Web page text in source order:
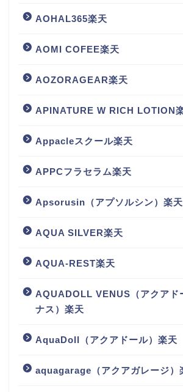
AOHAL365楽天
AOMI COFEE楽天
AOZORAGEAR楽天
APINATURE W RICH LOTION
Appacleスクール楽天
APPCフラセラム楽天
Apsorusin（アプソルシン）楽天
AQUA SILVER楽天
AQUA-REST楽天
AQUADOLL VENUS（アクアド
ナス）楽天
AquaDoll（アクアドール）楽天
aquagarage（アクアガレージ）